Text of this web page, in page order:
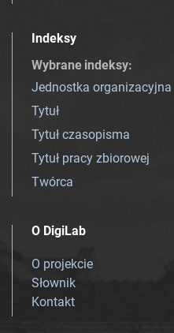
Indeksy
Wybrane indeksy:
Jednostka organizacyjna
Tytuł
Tytuł czasopisma
Tytuł pracy zbiorowej
Twórca
O DigiLab
O projekcie
Słownik
Kontakt